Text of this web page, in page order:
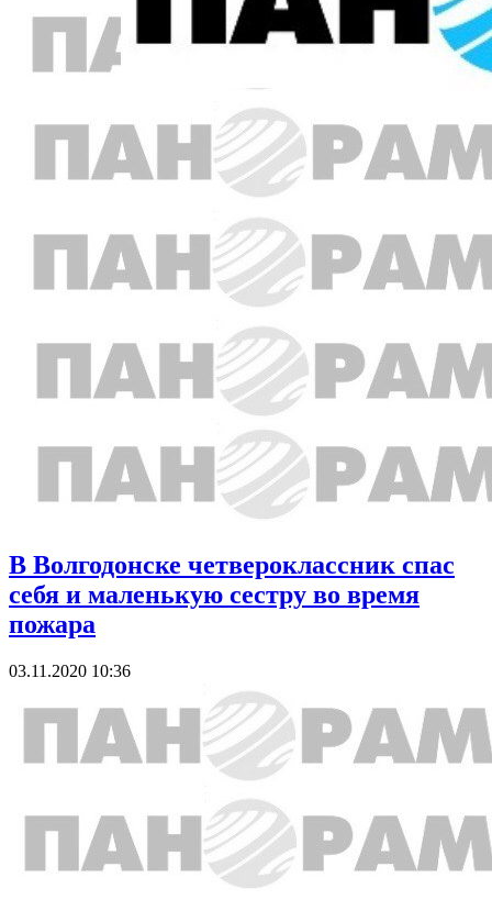
В Волгодонске четвероклассник спас
себя и маленькую сестру во время
пожара
03.11.2020 10:36